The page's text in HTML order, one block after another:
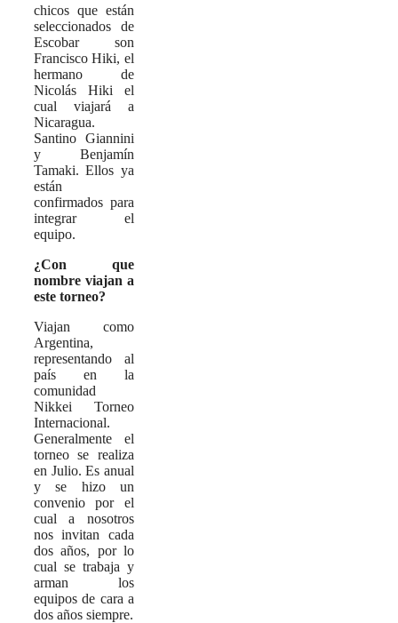
chicos que están
seleccionados de
Escobar son
Francisco Hiki, el
hermano de
Nicolás Hiki el
cual viajará a
Nicaragua.
Santino Giannini
y Benjamín
Tamaki. Ellos ya
están
confirmados para
integrar el
equipo.
¿Con que
nombre viajan a
este torneo?
Viajan como
Argentina,
representando al
país en la
comunidad
Nikkei Torneo
Internacional.
Generalmente el
torneo se realiza
en Julio. Es anual
y se hizo un
convenio por el
cual a nosotros
nos invitan cada
dos años, por lo
cual se trabaja y
arman los
equipos de cara a
dos años siempre.